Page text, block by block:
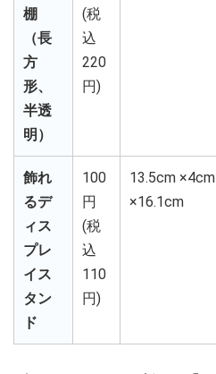
棚
（長
方
形、
半透
明）
(税
込
220
円)
飾れ
るデ
ィス
プレ
イス
タン
ド
100
円
(税
込
110
円)
13.5cm ×4cm
×16.1cm